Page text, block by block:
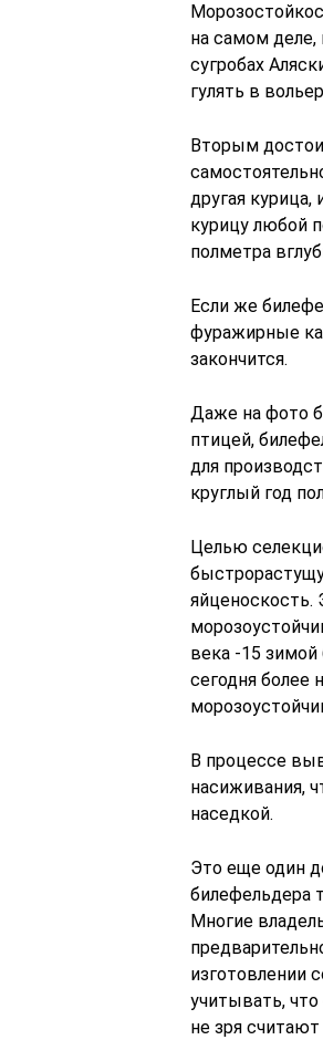
на самом деле,
сугробах
гулять в
Вторым
другая
курицу любой
полметра
Если же
фуражирные
закончится.
Даже на фото
птицей,
для
круглый год
Целью
яйценоскость.
века -15 зимой
сегодня более
В процессе
насиживания,
наседкой.
Это еще один
билефельдера
Многие
изготовлении
учитывать,
не зря